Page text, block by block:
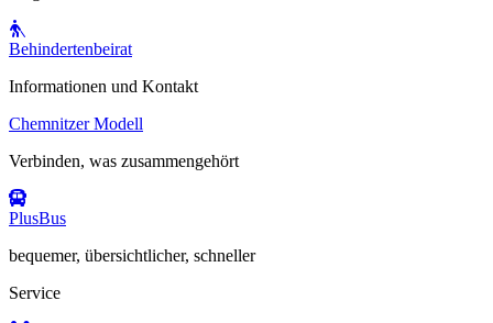
Behindertenbeirat
Informationen und Kontakt
Chemnitzer Modell
Verbinden, was zusammengehört
PlusBus
bequemer, übersichtlicher, schneller
Service